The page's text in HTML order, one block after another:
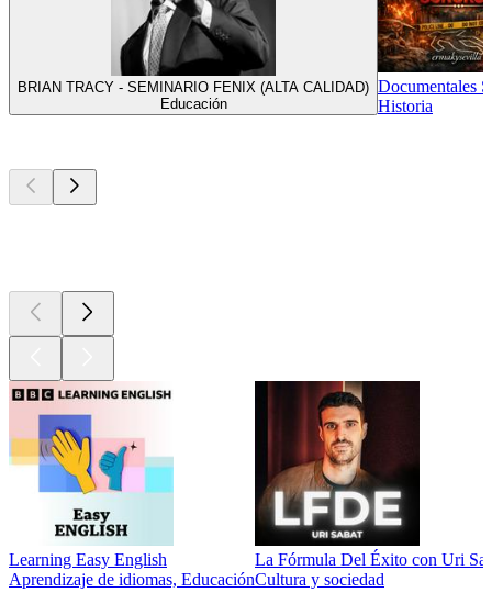
BRIAN TRACY - SEMINARIO FENIX (ALTA CALIDAD)
Educación
Documentales
Historia
Learning Easy English
Aprendizaje de idiomas, Educación
La Fórmula Del Éxito con Uri
Cultura y sociedad